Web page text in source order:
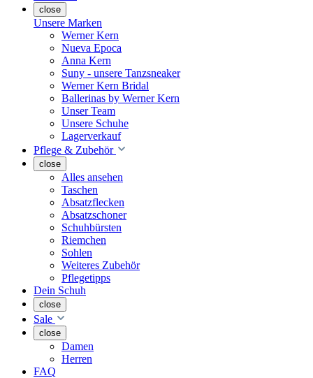
close
Unsere Marken
Werner Kern
Nueva Epoca
Anna Kern
Suny - unsere Tanzsneaker
Werner Kern Bridal
Ballerinas by Werner Kern
Unser Team
Unsere Schuhe
Lagerverkauf
Pflege & Zubehör
close
Alles ansehen
Taschen
Absatzflecken
Absatzschoner
Schuhbürsten
Riemchen
Sohlen
Weiteres Zubehör
Pflegetipps
Dein Schuh
close
Sale
close
Damen
Herren
FAQ